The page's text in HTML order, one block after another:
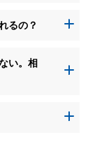
るの？
い。相